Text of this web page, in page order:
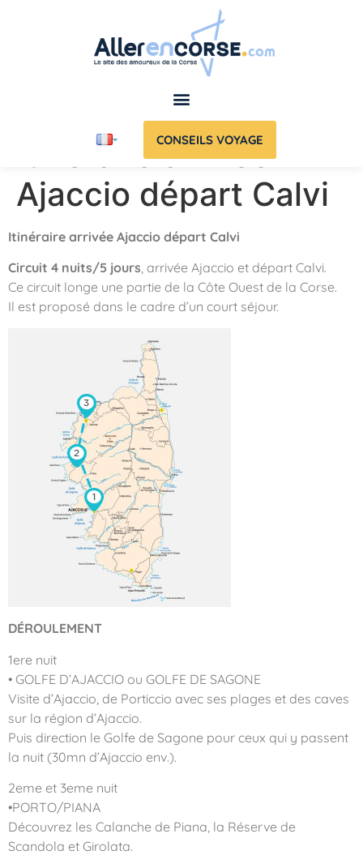
CONSEILS VOYAGE
Itinéraire arrivée
Ajaccio départ Calvi
Itinéraire arrivée Ajaccio départ Calvi
Circuit 4 nuits/5 jours, arrivée Ajaccio et départ Calvi.
Ce circuit longe une partie de la Côte Ouest de la Corse.
Il est proposé dans le cadre d’un court séjour.
DÉROULEMENT
1ere nuit
• GOLFE D’AJACCIO ou GOLFE DE SAGONE
Visite d’Ajaccio, de Porticcio avec ses plages et des caves
sur la région d’Ajaccio.
Puis direction le Golfe de Sagone pour ceux qui y passent
la nuit (30mn d’Ajaccio env.).
2eme et 3eme nuit
•PORTO/PIANA
Découvrez les Calanche de Piana, la Réserve de
Scandola et Girolata.